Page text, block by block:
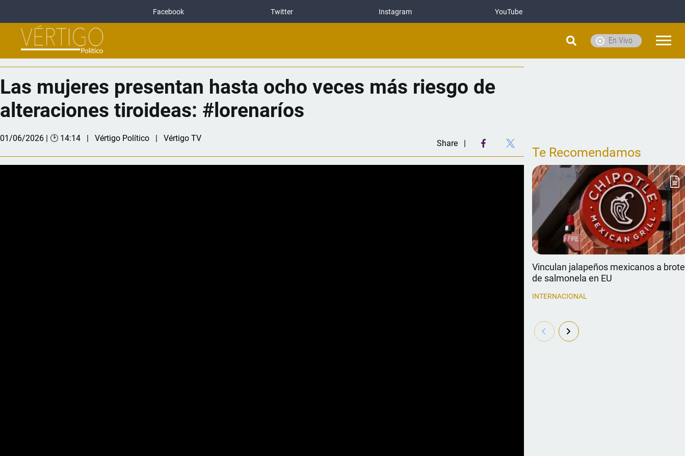
Facebook Twitter Instagram YouTube
En Vivo
Las mujeres presentan hasta ocho veces más riesgo de
alteraciones tiroideas: #lorenaríos
01/06/2026 | 🕑 14:14 Vértigo Político Vértigo TV
Share
Te Recomendamos
Vinculan jalapeños mexicanos a brote
de salmonela en EU
INTERNACIONAL